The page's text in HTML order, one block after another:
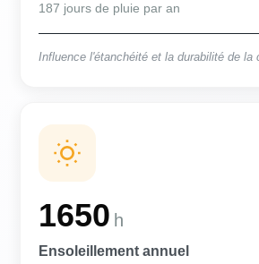
187 jours de pluie par an
Influence l'étanchéité et la durabilité de la
1650 h
Ensoleillement annuel